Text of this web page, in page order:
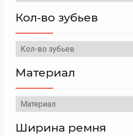
Кол-во зубьев
Материал
Ширина ремня